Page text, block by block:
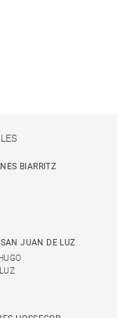
BIARRITZ
JUAN DE LUZ